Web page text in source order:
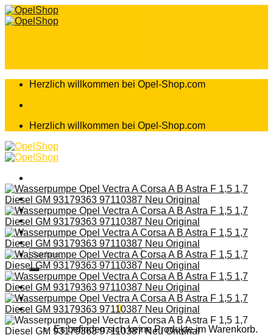
Zum
Inhalt
Herzlich willkommen bei Opel-Shop.com
Herzlich willkommen bei Opel-Shop.com
Home
Shop
Teileanfrage
Teileliste
Suchen
nach:
Anmelden
Warenkorb /0,00€ 0
Es befinden sich keine Produkte im Warenkorb.